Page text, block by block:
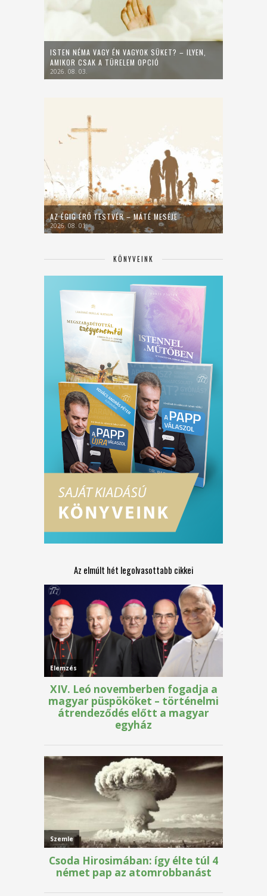
ISTEN NÉMA VAGY ÉN VAGYOK SÜKET? – ILYEN,
AMIKOR CSAK A TÜRELEM OPCIÓ
2026. 08. 03.
AZ ÉGIG ÉRŐ TESTVÉR – MÁTÉ MESÉJE
2026. 08. 01.
KÖNYVEINK
Az elmúlt hét legolvasottabb cikkei